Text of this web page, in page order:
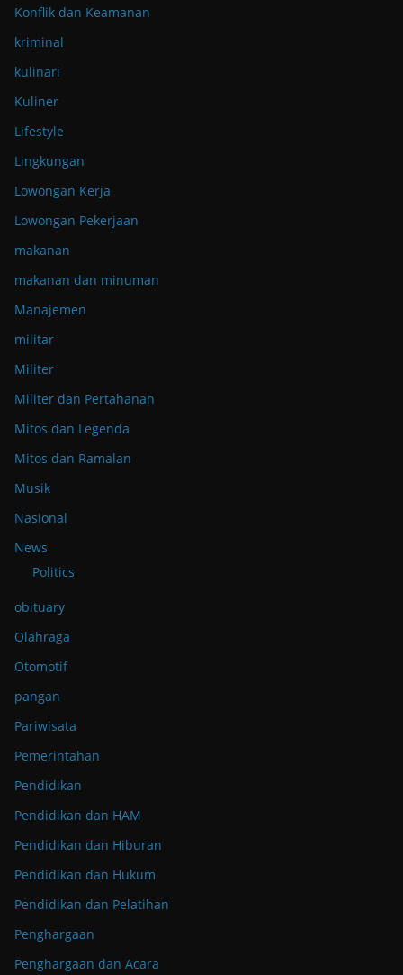
Konflik dan Keamanan
kriminal
kulinari
Kuliner
Lifestyle
Lingkungan
Lowongan Kerja
Lowongan Pekerjaan
makanan
makanan dan minuman
Manajemen
militar
Militer
Militer dan Pertahanan
Mitos dan Legenda
Mitos dan Ramalan
Musik
Nasional
News
Politics
obituary
Olahraga
Otomotif
pangan
Pariwisata
Pemerintahan
Pendidikan
Pendidikan dan HAM
Pendidikan dan Hiburan
Pendidikan dan Hukum
Pendidikan dan Pelatihan
Penghargaan
Penghargaan dan Acara